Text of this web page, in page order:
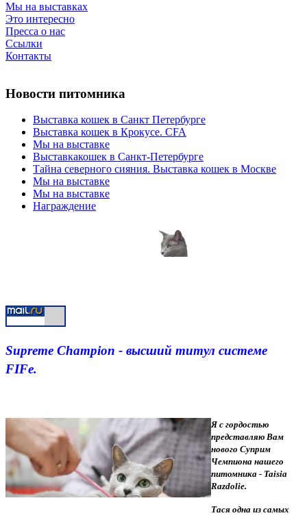
Мы на выставках
Это интересно
Пресса о нас
Ссылки
Контакты
Новости питомника
Выставка кошек в Санкт Петербурге
Выставка кошек в Крокусе. CFA
Мы на выставке
Выставкакошек в Санкт-Петербурге
Тайна северного сияния. Выставка кошек в Москве
Мы на выставке
Мы на выставке
Награждение
Supreme Champion - высший титул системе
FIFe.
Я с гордостью
представляю Вам
нового Суприм
Чемпиона нашего
питомника - Taisia
Razdolie.
Тася одна из самых